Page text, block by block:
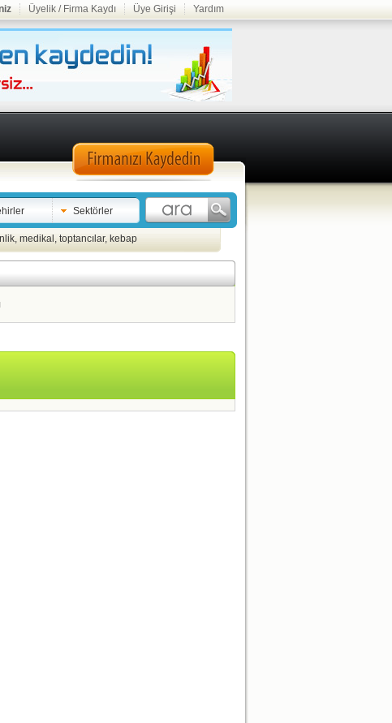
Üyelik / Firma Kaydı Üye Girişi Yardım
Sektörler
, medikal , toptancılar, kebap